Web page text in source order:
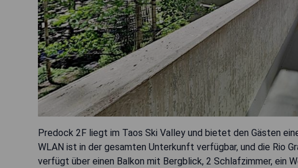
Predock 2F liegt im Taos Ski Valley und bietet den Gästen
WLAN ist in der gesamten Unterkunft verfügbar, und die Rio
verfügt über einen Balkon mit Bergblick, 2 Schlafzimmer, ein